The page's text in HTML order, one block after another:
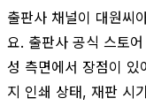
출판사 채널이 대원씨
요. 출판사 공식 스토
성 측면에서 장점이 있
지 인쇄 상태, 재판 시